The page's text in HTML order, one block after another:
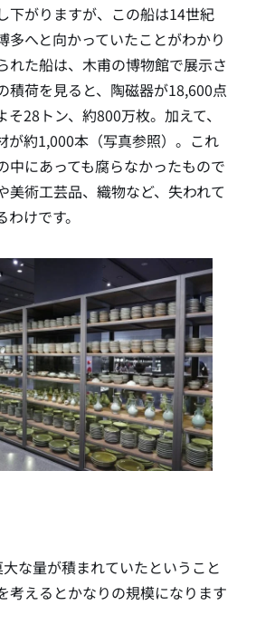
下がりますが、この船は14世紀
多へと向かっていたことがわかり
れた船は、木甫の博物館で展示さ
積荷を見ると、陶磁器が18,600点
28トン、約800万枚。加えて、
が約1,000本（写真参照）。これ
中にあっても腐らなかったもので
美術工芸品、織物など、失われて
けです。
な量が積まれていたということ
考えるとかなりの規模になります